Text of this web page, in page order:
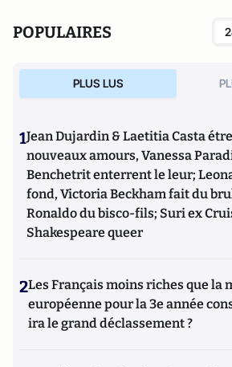
POPULAIRES
PLUS LUS
1Jean Dujardin & Laetitia Casta
nouveaux amours, Vanessa
Benchetrit enterrent le leur;
fond, Victoria Beckham fait du
Ronaldo du bisco-fils; Suri ex
Shakespeare queer
2Les Français moins riches que la
européenne pour la 3e année
ira le grand déclassement ?